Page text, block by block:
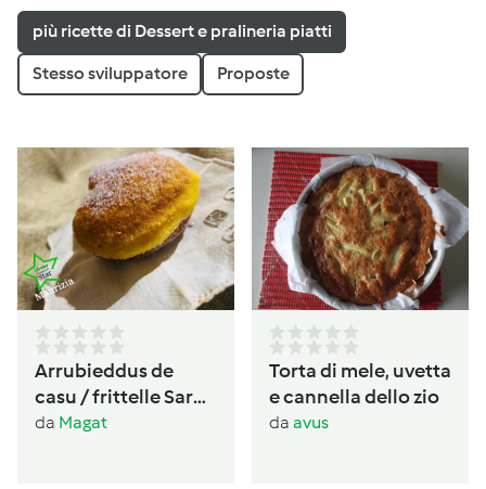
più ricette di Dessert e pralineria piatti
Stesso sviluppatore Proposte
Arrubieddus de
casu / frittelle Sarde
al formaggio di
da Magat
Torta di mele, uvetta
e cannella dello zio
da avus